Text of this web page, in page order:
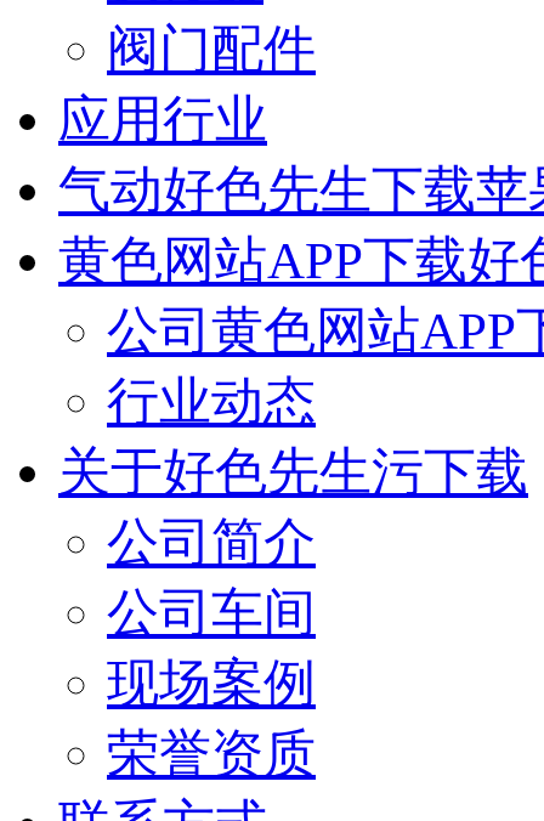
阀门配件
应用行业
气动好色先生下载
黄色网站APP下载好
公司黄色网站APP
行业动态
关于好色先生污下载
公司简介
公司车间
现场案例
荣誉资质